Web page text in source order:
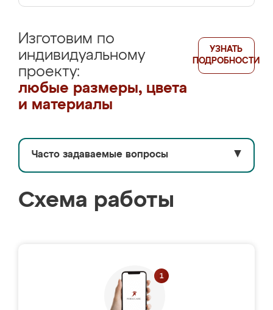
Изготовим по
индивидуальному
проекту:
любые размеры, цвета
и материалы
УЗНАТЬ
ПОДРОБНОСТИ
Часто задаваемые вопросы ▼
Схема работы